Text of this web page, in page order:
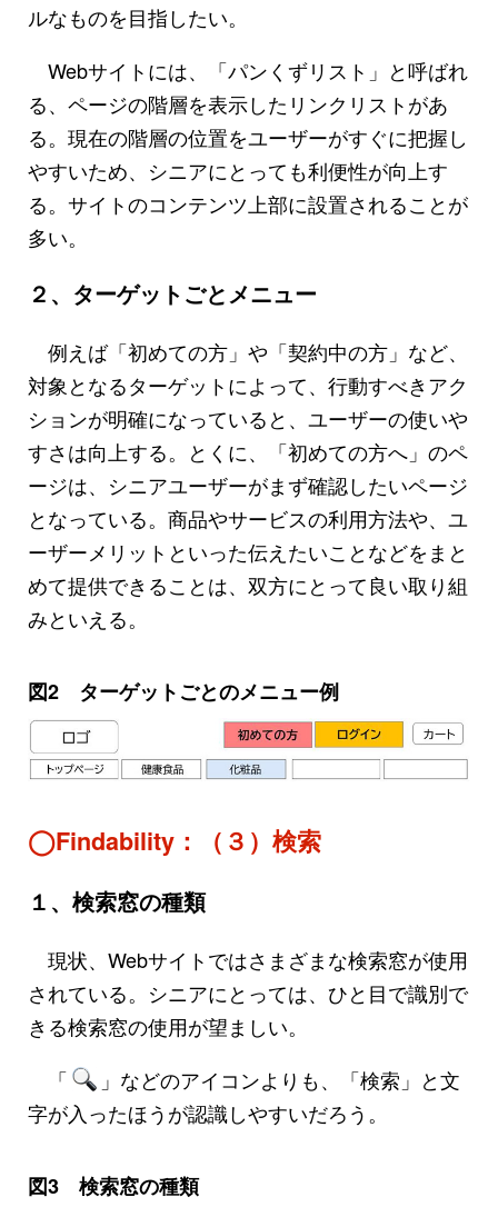
ルなものを目指したい。
Webサイトには、「パンくずリスト」と呼ばれ
る、ページの階層を表示したリンクリストがあ
る。現在の階層の位置をユーザーがすぐに把握し
やすいため、シニアにとっても利便性が向上す
る。サイトのコンテンツ上部に設置されることが
多い。
２、ターゲットごとメニュー
例えば「初めての方」や「契約中の方」など、
対象となるターゲットによって、行動すべきアク
ションが明確になっていると、ユーザーの使いや
すさは向上する。とくに、「初めての方へ」のペ
ージは、シニアユーザーがまず確認したいページ
となっている。商品やサービスの利用方法や、ユ
ーザーメリットといった伝えたいことなどをまと
めて提供できることは、双方にとって良い取り組
みといえる。
図2 ターゲットごとのメニュー例
◯Findability：（３）検索
１、検索窓の種類
現状、Webサイトではさまざまな検索窓が使用
されている。シニアにとっては、ひと目で識別で
きる検索窓の使用が望ましい。
「
」などのアイコンよりも、「検索」と文
字が入ったほうが認識しやすいだろう。
図3 検索窓の種類